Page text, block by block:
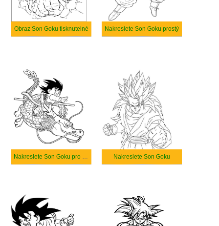
Obraz Son Goku tisknutelné Nakreslete Son Goku prostý
Nakreslete Son Goku pro děti Nakreslete Son Goku